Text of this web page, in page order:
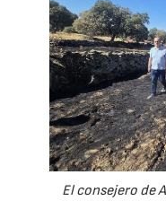
El consejero de